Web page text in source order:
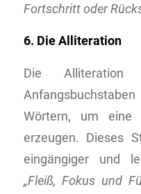
Fortschritt oder
6. Die Alliteration
Die
Wörtern, um eine
erzeugen. Dieses
eingängiger und
„Fleiß, Fokus und